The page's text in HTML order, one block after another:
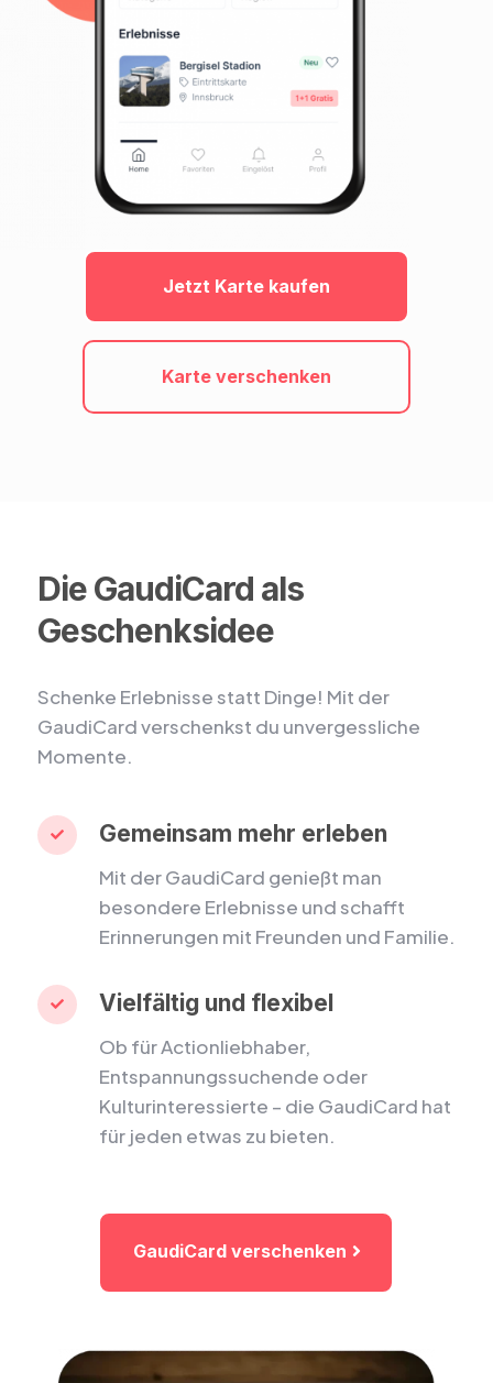
Jetzt Karte kaufen
Karte verschenken
Die GaudiCard als
Geschenksidee
Schenke Erlebnisse statt Dinge! Mit der
GaudiCard verschenkst du unvergessliche
Momente.
 Gemeinsam mehr erleben
Mit der GaudiCard genießt man
besondere Erlebnisse und schafft
Erinnerungen mit Freunden und Familie.
 Vielfältig und flexibel
Ob für Actionliebhaber,
Entspannungssuchende oder
Kulturinteressierte – die GaudiCard hat
für jeden etwas zu bieten.
GaudiCard verschenken